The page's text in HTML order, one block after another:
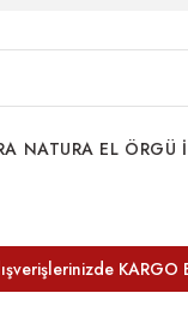
NATURA EL ÖRGÜ
KARGO